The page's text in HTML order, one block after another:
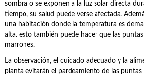
sombra o se exponen a la luz solar directa
tiempo, su salud puede verse afectada.
una habitación donde la temperatura es
alta, esto también puede hacer que las
marrones.
La observación, el cuidado adecuado y la
planta evitarán el pardeamiento de las puntas